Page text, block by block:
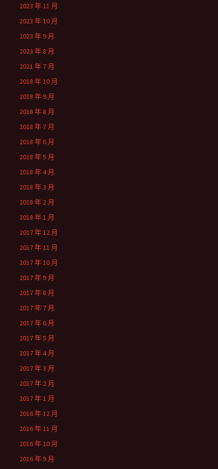
2023 年 11 月
2023 年 10 月
2023 年 9 月
2023 年 8 月
2021 年 7 月
2018 年 10 月
2018 年 9 月
2018 年 8 月
2018 年 7 月
2018 年 6 月
2018 年 5 月
2018 年 4 月
2018 年 3 月
2018 年 2 月
2018 年 1 月
2017 年 12 月
2017 年 11 月
2017 年 10 月
2017 年 9 月
2017 年 8 月
2017 年 7 月
2017 年 6 月
2017 年 5 月
2017 年 4 月
2017 年 3 月
2017 年 2 月
2017 年 1 月
2016 年 12 月
2016 年 11 月
2016 年 10 月
2016 年 9 月